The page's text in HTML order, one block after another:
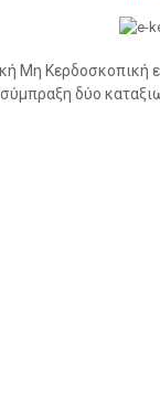
Κερδοσκοπική
δύο